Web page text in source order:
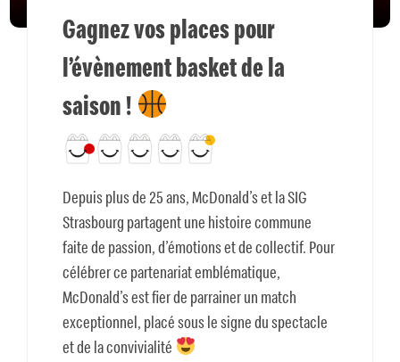
Gagnez vos places pour
l’évènement basket de la
saison !
Depuis plus de 25 ans, McDonald’s et la SIG
Strasbourg partagent une histoire commune
faite de passion, d’émotions et de collectif. Pour
célébrer ce partenariat emblématique,
McDonald’s est fier de parrainer un match
exceptionnel, placé sous le signe du spectacle
et de la convivialité